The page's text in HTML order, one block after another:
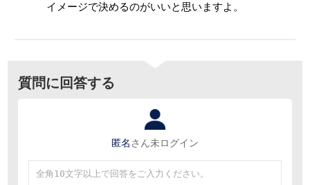
イメージで決めるのがいいと思いますよ。
質問に回答する
匿名 さん未ログイン